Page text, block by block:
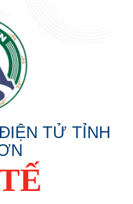
TỬ TỈNH